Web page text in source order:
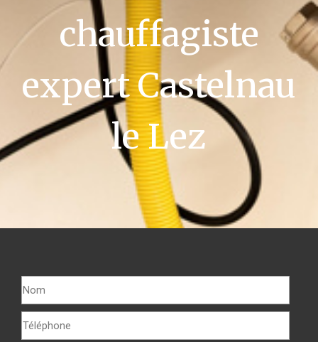
chauffagiste
expert Castelnau
le Lez